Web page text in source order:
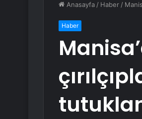
Anasayfa / Haber /
Haber